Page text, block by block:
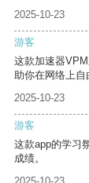
2025-10-23
游客
这款加速器
助你在网络上自
2025-10-23
游客
这款app的学习
成绩。